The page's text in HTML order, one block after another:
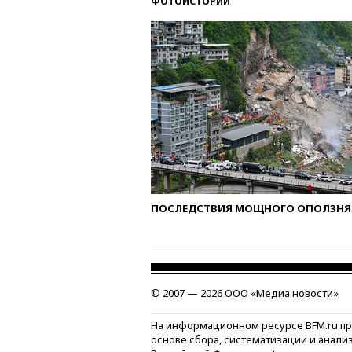
ПОСЛЕДСТВИЯ МОЩНОГО ОПОЛЗНЯ
© 2007 — 2026 ООО «Медиа новости»
На информационном ресурсе BFM.ru
основе сбора, систематизации и